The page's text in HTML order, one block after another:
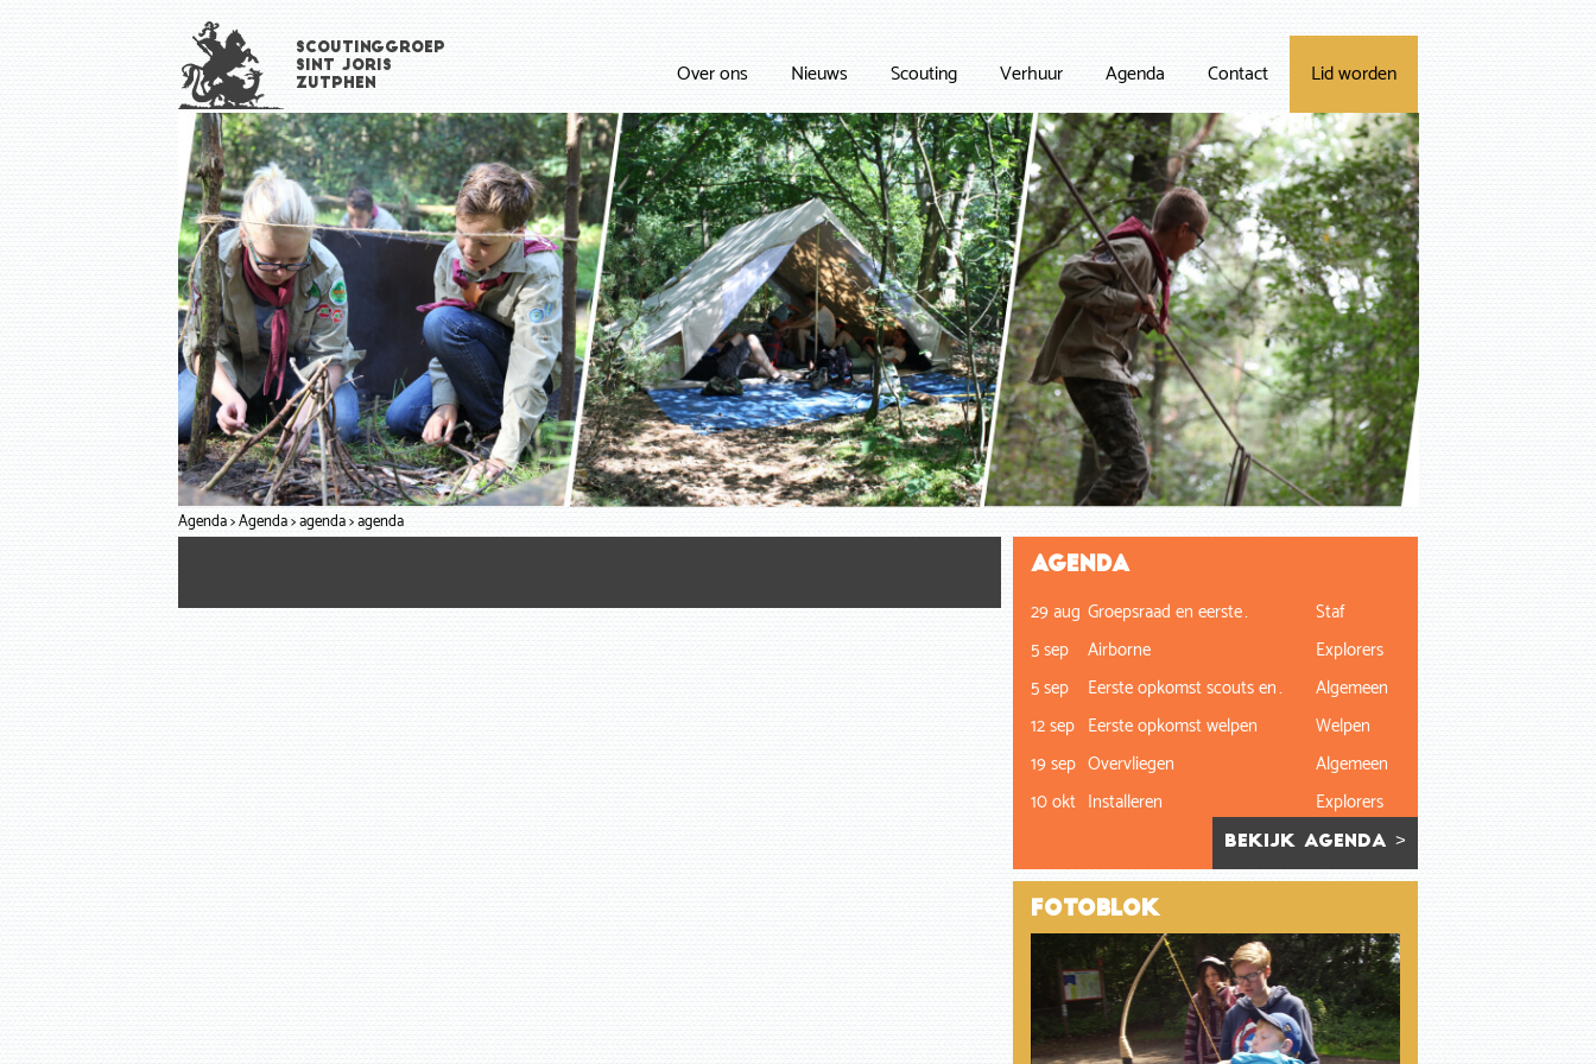
Scoutinggroep
Sint Joris
Zutphen
Over ons Nieuws Scouting Verhuur Agenda Contact Lid worden
Agenda Agenda agenda agenda
Agenda
29 aug Groepsraad en eerste…
Staf
5 sep
Airborne
Explorers
5 sep
Eerste opkomst scouts en…
Algemeen
12 sep Eerste opkomst welpen
Welpen
19 sep Overvliegen
Algemeen
10 okt Installeren Explorers
bekijk agenda >
Fotoblok